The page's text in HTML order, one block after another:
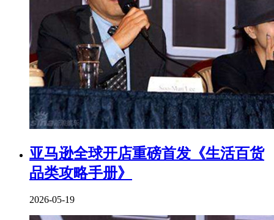
亚马逊全球开店重磅首发《生活百货
品类攻略手册》
2026-05-19